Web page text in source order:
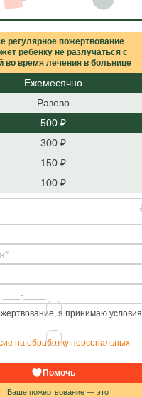
регулярное пожертвование
ребенку не разлучаться с
во время лечения в больнице
Ежемесячно
Разово
500 ₽
300 ₽
150 ₽
100 ₽
я принимаю условия
на обработку персональных
Помочь
Ваше пожертвование — это